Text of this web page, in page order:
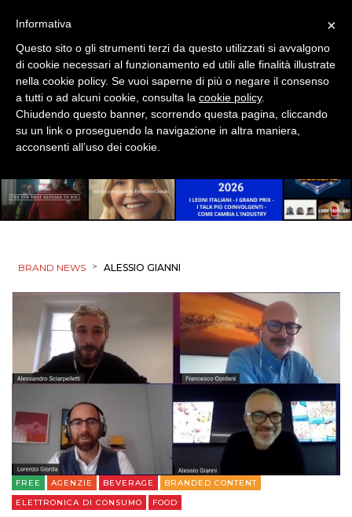
DATI
RICERCHE
PREVISIONI/SCENARI
TREND
BRAND NEWS > ALESSIO GIANNI
FREE AGENZIE BEVERAGE
BRANDED CONTENT
ELETTRONICA DI CONSUMO
FOOD
×
Informativa
Questo sito o gli strumenti terzi da questo utilizzati si avvalgono
di cookie necessari al funzionamento ed utili alle finalità illustrate
nella cookie policy. Se vuoi saperne di più o negare il consenso
a tutti o ad alcuni cookie, consulta la cookie policy.
Chiudendo questo banner, scorrendo questa pagina, cliccando
su un link o proseguendo la navigazione in altra maniera,
acconsenti all’uso dei cookie.